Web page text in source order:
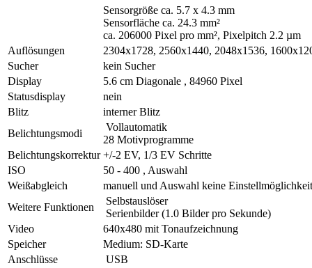
Sensorgröße ca. 5.7 x 4.3 mm
Sensorfläche ca. 24.3 mm²
ca. 206000 Pixel pro mm², Pixelpitch 2.2 µm
Auflösungen
2304x1728, 2560x1440, 2048x1536,
Sucher
kein Sucher
Display
5.6 cm Diagonale , 84960 Pixel
Statusdisplay
nein
Blitz
interner Blitz
Belichtungsmodi
Vollautomatik
28 Motivprogramme
Belichtungskorrektur +/-2 EV, 1/3 EV Schritte
ISO
50 - 400 , Auswahl
Weißabgleich
manuell und Auswahl keine
Weitere Funktionen
Selbstauslöser
Serienbilder (1.0 Bilder pro Sekunde)
Video
640x480 mit Tonaufzeichnung
Speicher
Medium: SD-Karte
Anschlüsse
USB